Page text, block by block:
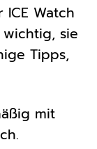
Watch
wichtig, sie
Tipps,
mit